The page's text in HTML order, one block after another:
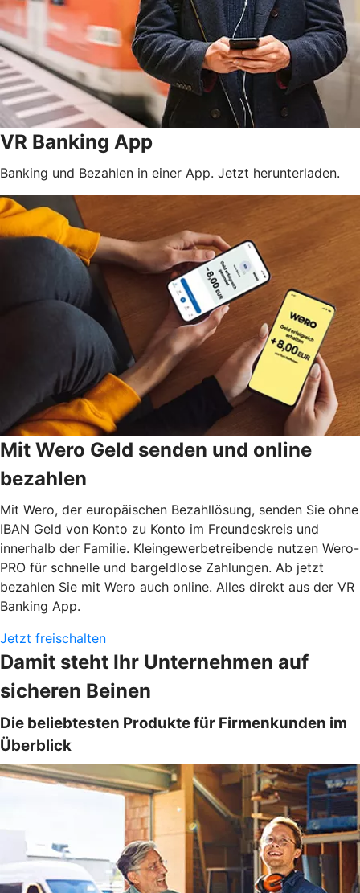
VR Banking App
Banking und Bezahlen in einer App. Jetzt herunterladen.
Mit Wero Geld senden und online
bezahlen
Mit Wero, der europäischen Bezahllösung, senden Sie ohne
IBAN Geld von Konto zu Konto im Freundeskreis und
innerhalb der Familie. Kleingewerbetreibende nutzen Wero-
PRO für schnelle und bargeldlose Zahlungen. Ab jetzt
bezahlen Sie mit Wero auch online. Alles direkt aus der VR
Banking App.
Jetzt freischalten
Damit steht Ihr Unternehmen auf
sicheren Beinen
Die beliebtesten Produkte für Firmenkunden im
Überblick